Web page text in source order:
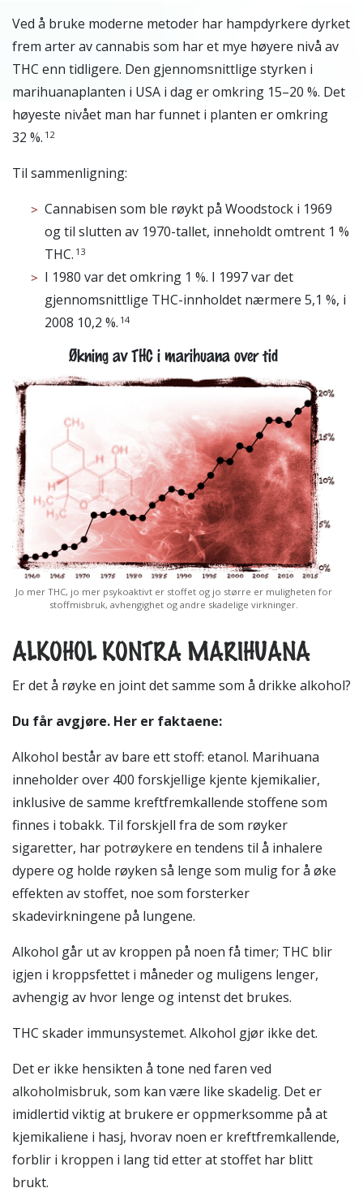
Ved å bruke moderne metoder har hampdyrkere dyrket
frem arter av cannabis som har et mye høyere nivå av
THC enn tidligere. Den gjennomsnittlige styrken i
marihuanaplanten i USA i dag er omkring 15–20 %. Det
høyeste nivået man har funnet i planten er omkring
32 %. 12
Til sammenligning:
Cannabisen som ble røykt på Woodstock i 1969
og til slutten av 1970-tallet, inneholdt omtrent 1 %
THC. 13
I 1980 var det omkring 1 %. I 1997 var det
gjennomsnittlige THC-innholdet nærmere 5,1 %, i
2008 10,2 %. 14
Økning av THC i marihuana over tid
Jo mer THC, jo mer psykoaktivt er stoffet og jo større er muligheten for
stoffmisbruk, avhengighet og andre skadelige virkninger.
ALKOHOL KONTRA MARIHUANA
Er det å røyke en joint det samme som å drikke alkohol?
Du får avgjøre. Her er faktaene:
Alkohol består av bare ett stoff: etanol. Marihuana
inneholder over 400 forskjellige kjente kjemikalier,
inklusive de samme kreftfremkallende stoffene som
finnes i tobakk. Til forskjell fra de som røyker
sigaretter, har potrøykere en tendens til å inhalere
dypere og holde røyken så lenge som mulig for å øke
effekten av stoffet, noe som forsterker
skadevirkningene på lungene.
Alkohol går ut av kroppen på noen få timer; THC blir
igjen i kroppsfettet i måneder og muligens lenger,
avhengig av hvor lenge og intenst det brukes.
THC skader immunsystemet. Alkohol gjør ikke det.
Det er ikke hensikten å tone ned faren ved
alkoholmisbruk, som kan være like skadelig. Det er
imidlertid viktig at brukere er oppmerksomme på at
kjemikaliene i hasj, hvorav noen er kreftfremkallende,
forblir i kroppen i lang tid etter at stoffet har blitt
brukt.